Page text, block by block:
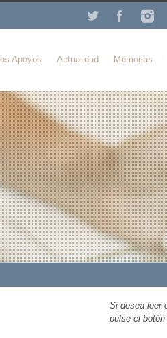
Apoyos Actualidad Memorias
Si desea leer
pulse el